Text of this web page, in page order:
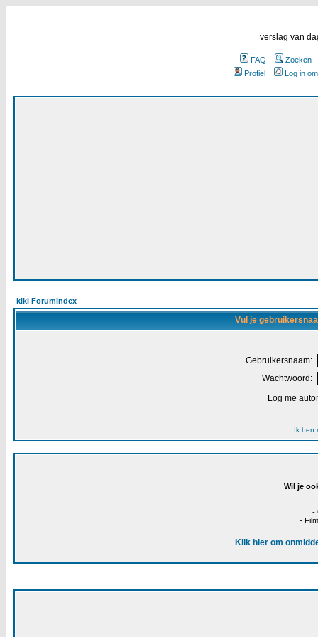
verslag van
FAQ
Zoeken
Profiel
Log in
kiki Forumindex
Vul je
Gebruikersnaam:
Wachtwoord:
Log me
Ik ben
Wil je
-
-
Klik hier om